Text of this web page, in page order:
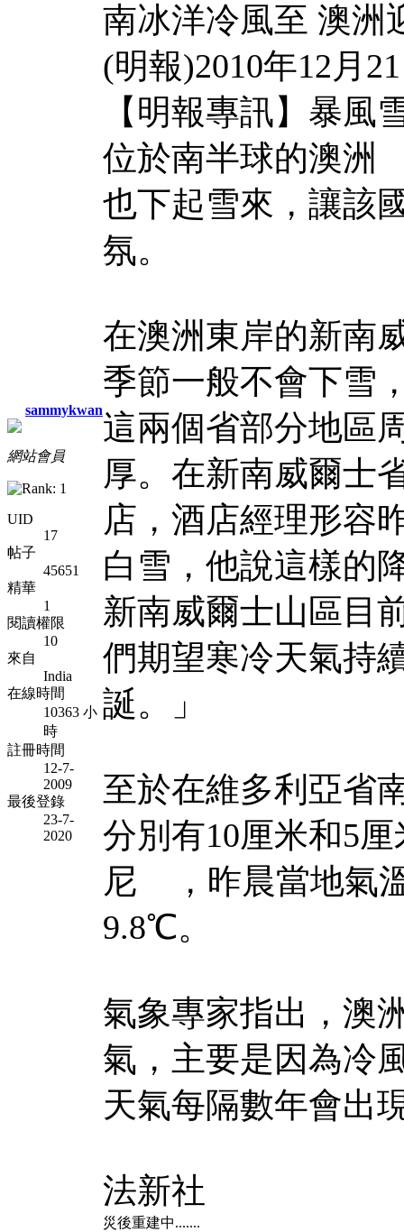
sammykwan
網站會員
UID
17
帖子
45651
精華
1
閱讀權限
10
來自
India
在線時間
10363 小
時
註冊時間
12-7-
2009
最後登錄
23-7-
2020
南冰洋冷風至 澳洲
(明報)2010年12月
【明報專訊】暴風
位於南半球的澳洲
也下起雪來，讓該
氛。
在澳洲東岸的新南
季節一般不會下雪
這兩個省部分地區
厚。在新南威爾士
店，酒店經理形容
白雪，他說這樣的
新南威爾士山區目
們期望寒冷天氣持
誕。」
至於在維多利亞省
分別有10厘米和5
尼 ，昨晨當地氣
9.8℃。
氣象專家指出，澳
氣，主要是因為冷
天氣每隔數年會出
法新社
災後重建中.......